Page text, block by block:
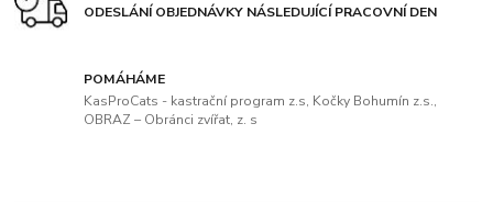
ODESLÁNÍ OBJEDNÁVKY NÁSLEDUJÍCÍ PRACOVNÍ DEN
POMÁHÁME
KasProCats - kastrační program z.s, Kočky Bohumín z.s.,
OBRAZ – Obránci zvířat, z. s